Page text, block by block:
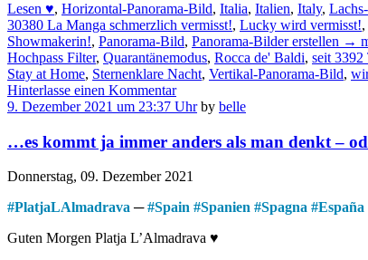
Lesen ♥, Horizontal-Panorama-Bild, Italia, Italien, Italy,
30380 La Manga schmerzlich vermisst!, Lucky wird vermisst!,
Showmakerin!, Panorama-Bild, Panorama-Bilder erstellen →
Hochpass Filter, Quarantänemodus, Rocca de' Baldi, seit 3392
Stay at Home, Sternenklare Nacht, Vertikal-Panorama-Bild,
Hinterlasse einen Kommentar
9. Dezember 2021 um 23:37 Uhr by belle
…es kommt ja immer anders als man denkt –
Donnerstag, 09. Dezember 2021
#PlatjaLAlmadrava ─#Spain #Spanien #Spagna #España
Guten Morgen Platja L’Almadrava ♥